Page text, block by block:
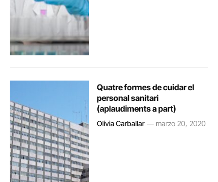
Quatre formes de cuidar el
personal sanitari
(aplaudiments a part)
Olivia Carballar marzo 20, 2020